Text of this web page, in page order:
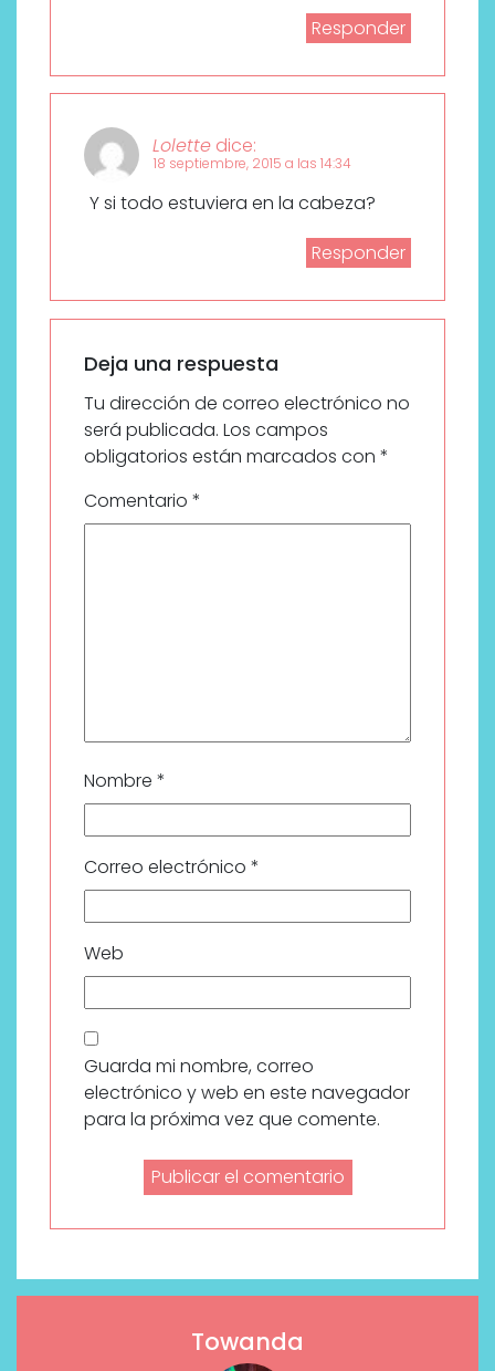
Responder
Lolette dice:
18 septiembre, 2015 a las 14:34
Y si todo estuviera en la cabeza?
Responder
Deja una respuesta
Tu dirección de correo electrónico no
será publicada. Los campos
obligatorios están marcados con *
Comentario *
Nombre *
Correo electrónico *
Web
Guarda mi nombre, correo
electrónico y web en este navegador
para la próxima vez que comente.
Towanda